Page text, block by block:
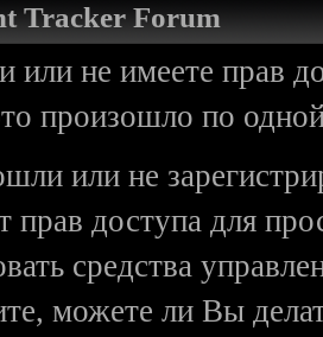
Tracker Forum
не имеете прав
произошло по
или не
прав доступа для
средства
можете ли Вы